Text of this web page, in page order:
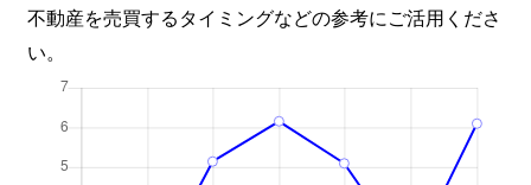
不動産を売買するタイミングなどの参考にご活用くださ
い。